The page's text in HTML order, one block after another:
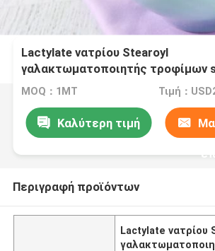
Lactylate νατρίου Stearoyl
γαλακτωματοποιητής τροφίμων
Lactylate νατρίου SSL E481
MOQ：1MT Τιμή：
Καλύτερη τιμή
Περιγραφή προϊόντων
Lactylate νατρίου